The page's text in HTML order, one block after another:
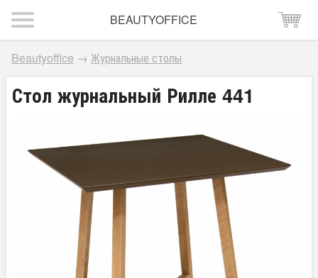
BEAUTYOFFICE
Beautyoffice → Журнальные столы
Стол журнальный Рилле 441